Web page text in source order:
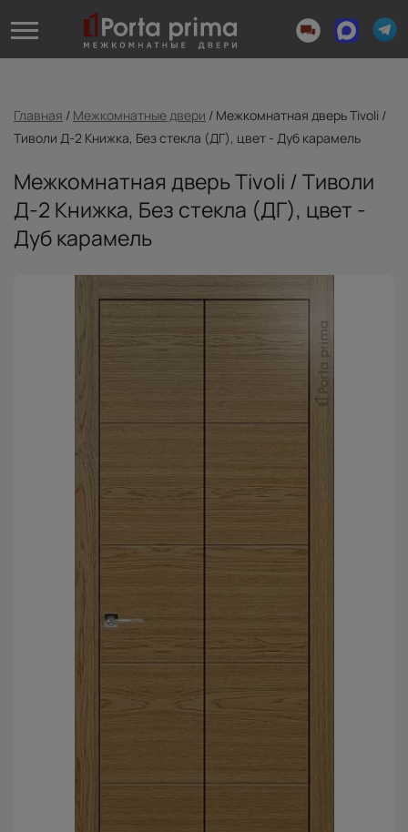
Главная / Межкомнатные двери / Межкомнатная дверь Tivoli /
Тиволи Д-2 Книжка, Без стекла (ДГ), цвет - Дуб карамель
Межкомнатная дверь Tivoli / Тиволи
Д-2 Книжка, Без стекла (ДГ), цвет -
Дуб карамель